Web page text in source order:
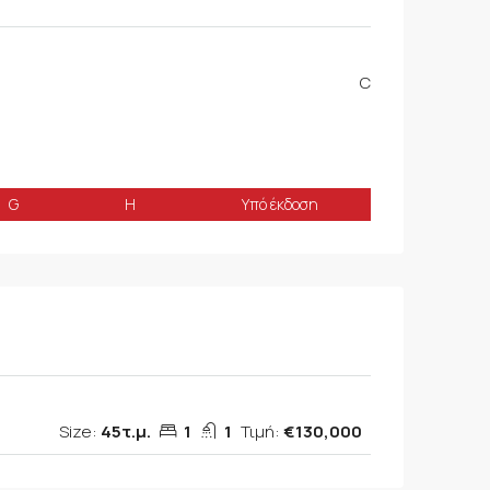
C
G H Υπό έκδοση
Size: 45τ.μ. 1 1 Τιμή: €130,000